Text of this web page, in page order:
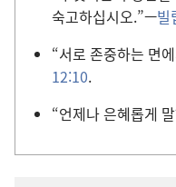
숙고하십시오.”—빌
“서로 존중하는 면
12:10.
“언제나 은혜롭게